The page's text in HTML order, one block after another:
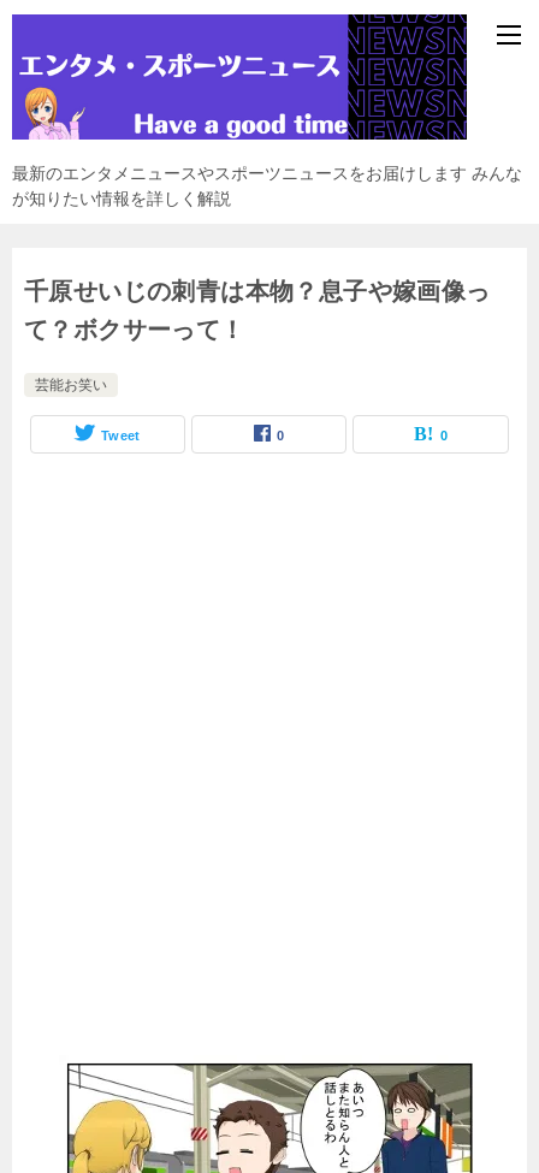
最新のエンタメニュースやスポーツニュースをお届けします みんな
が知りたい情報を詳しく解説
千原せいじの刺青は本物？息子や嫁画像っ
て？ボクサーって！
芸能お笑い
Tweet 0 0